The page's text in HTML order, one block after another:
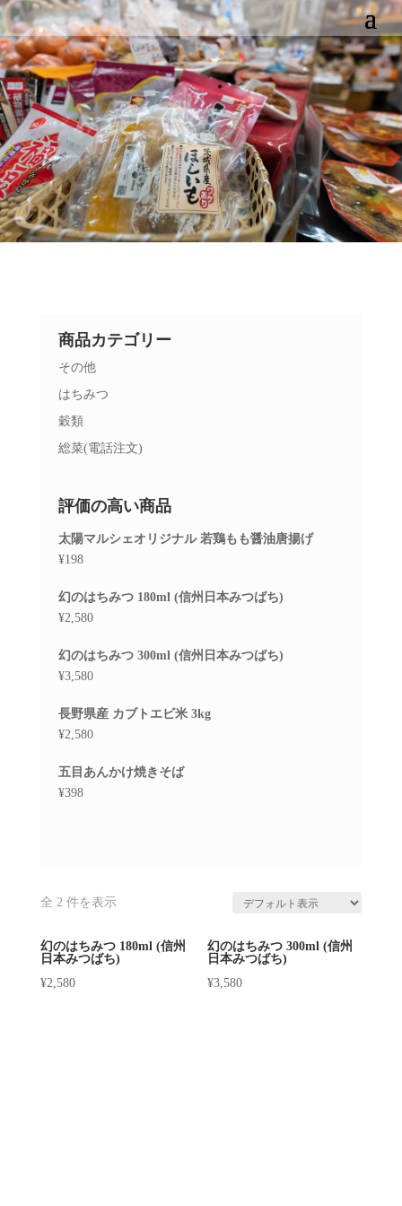
商品カテゴリー
その他
はちみつ
穀類
総菜(電話注文)
評価の高い商品
太陽マルシェオリジナル 若鶏もも醤油唐揚げ
¥198
幻のはちみつ 180ml (信州日本みつばち)
¥2,580
幻のはちみつ 300ml (信州日本みつばち)
¥3,580
長野県産 カブトエビ米 3kg
¥2,580
五目あんかけ焼きそば
¥398
全 2 件を表示
幻のはちみつ 180ml (信州
日本みつばち)
¥2,580
幻のはちみつ 300ml (信州
日本みつばち)
¥3,580